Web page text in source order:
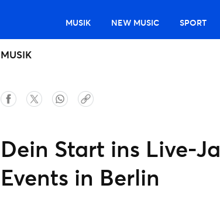
MUSIK NEW MUSIC SPORT
MUSIK
Dein Start ins Live-
Events in Berlin